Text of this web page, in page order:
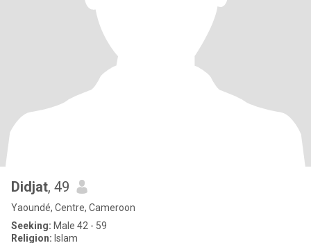
Didjat, 49
Yaoundé, Centre, Cameroon
Seeking: Male 42 - 59
Religion: Islam